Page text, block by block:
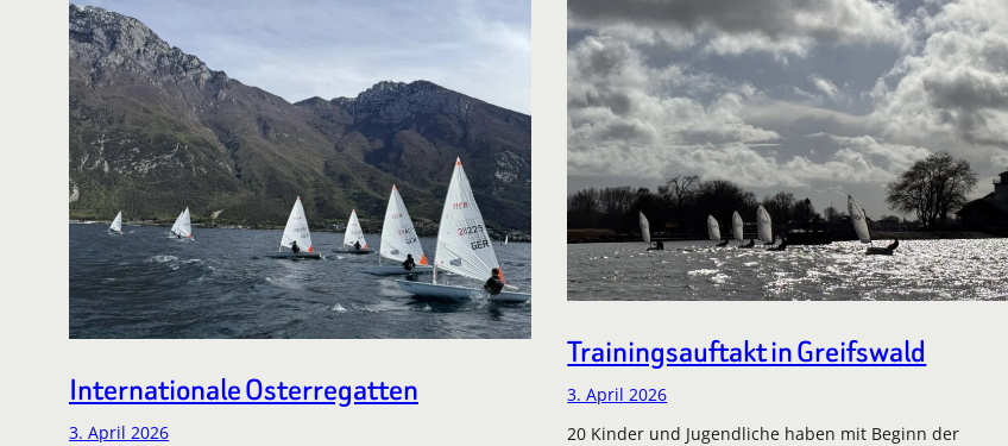
Internationale Osterregatten
3. April 2026
Trainingsauftakt in Greifswald
3. April 2026
20 Kinder und Jugendliche haben mit Beginn der